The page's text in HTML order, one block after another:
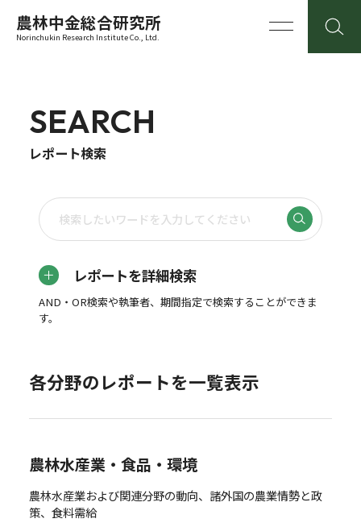
農林中金総合研究所
Norinchukin Research Institute Co., Ltd.
SEARCH
レポート検索
レポートを詳細検索
AND・OR検索や執筆者、期間指定で検索することができま
す。
各分野のレポートを一覧表示
農林水産業・食品・環境
農林水産業および関連分野の動向、諸外国の農業情勢と政
策、食料需給